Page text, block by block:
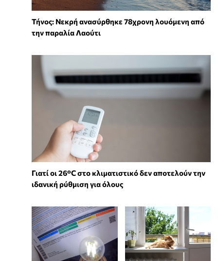
Τήνος: Νεκρή ανασύρθηκε 78χρονη λουόμενη από
την παραλία Λαούτι
Γιατί οι 26°C στο κλιματιστικό δεν αποτελούν την
ιδανική ρύθμιση για όλους